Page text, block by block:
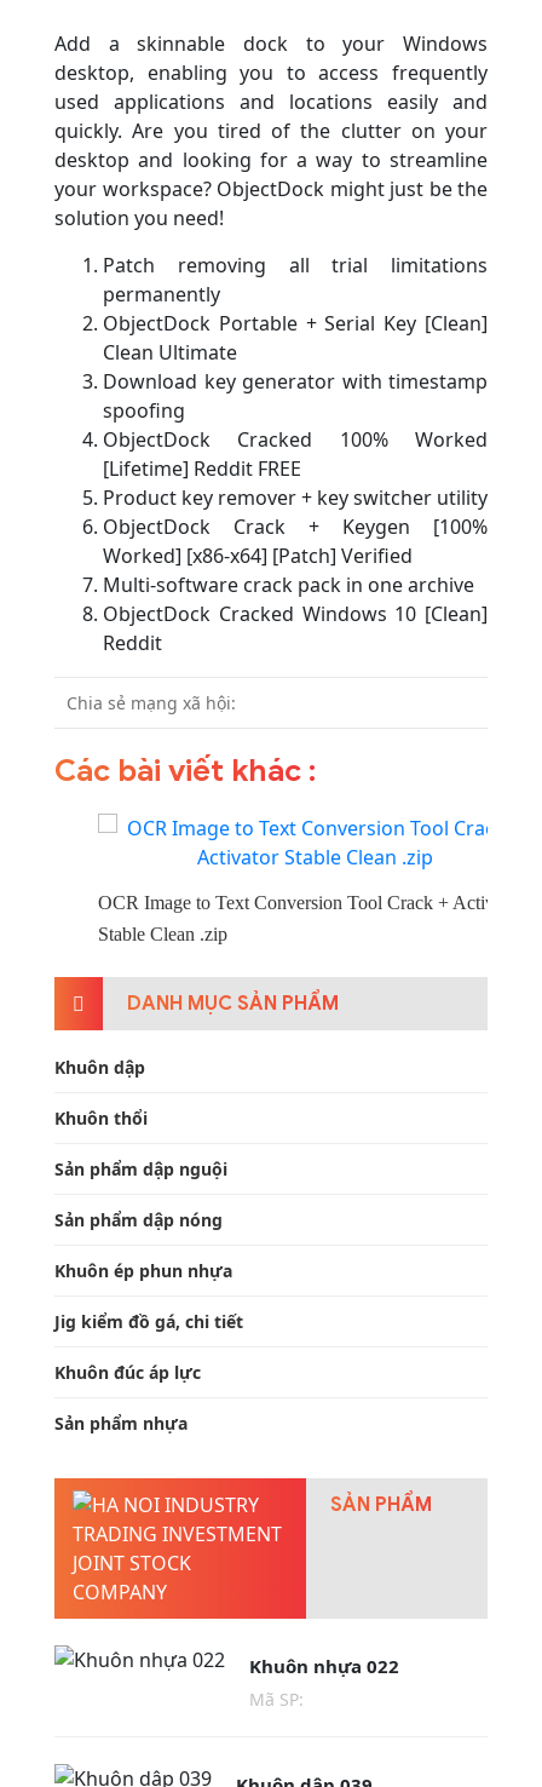
DANH MỤC SẢN PHẨM
Khuôn dập
Khuôn thổi
Sản phẩm dập nguội
Sản phẩm dập nóng
Khuôn ép phun nhựa
Jig kiểm đồ gá, chi tiết
Khuôn đúc áp lực
Sản phẩm nhựa
SẢN PHẨM
Khuôn nhựa 022
Mã SP:
Add a skinnable dock to your Windows
desktop, enabling you to access frequently
used applications and locations easily and
quickly. Are you tired of the clutter on your
desktop and looking for a way to streamline
your workspace? ObjectDock might just be the
solution you need!
Patch removing all trial limitations
permanently
ObjectDock Portable + Serial Key [Clean]
Clean Ultimate
Download key generator with timestamp
spoofing
ObjectDock Cracked 100% Worked
[Lifetime] Reddit FREE
Product key remover + key switcher utility
ObjectDock Crack + Keygen [100%
Worked] [x86-x64] [Patch] Verified
Multi-software crack pack in one archive
ObjectDock Cracked Windows 10 [Clean]
Reddit
Chia sẻ mạng xã hội:
Các bài viết khác :
OCR Image to Text Conversion Tool Crack + Activator
Stable Clean .zip